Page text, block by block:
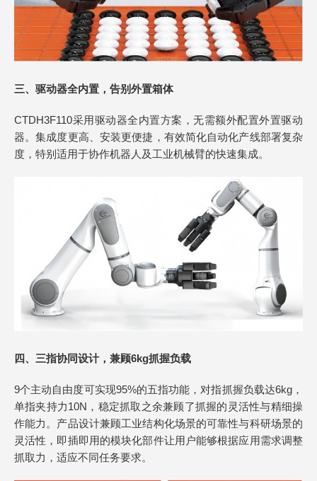
三、驱动器全内置，告别外置箱体
CTDH3F110采用驱动器全内置方案，无需额外配置外置驱动
器。集成度更高、安装更便捷，有效简化自动化产线部署复杂
度，特别适用于协作机器人及工业机械臂的快速集成。
四、三指协同设计，兼顾6kg抓握负载
9个主动自由度可实现95%的五指功能，对指抓握负载达6kg，
单指夹持力10N，稳定抓取之余兼顾了抓握的灵活性与精细操
作能力。产品设计兼顾工业结构化场景的可靠性与科研场景的
灵活性，即插即用的模块化部件让用户能够根据应用需求调整
抓取力，适应不同任务要求。